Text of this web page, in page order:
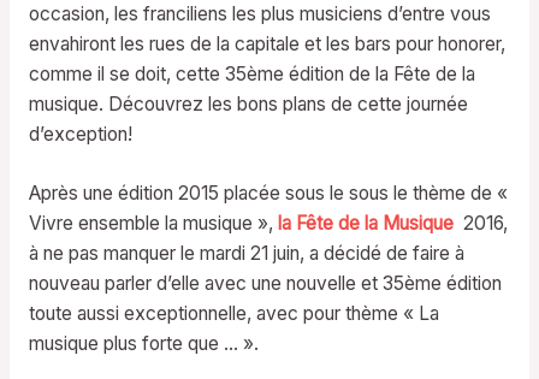
occasion, les franciliens les plus musiciens d’entre vous
envahiront les rues de la capitale et les bars pour honorer,
comme il se doit, cette 35ème édition de la Fête de la
musique. Découvrez les bons plans de cette journée
d’exception!
Après une édition 2015 placée sous le sous le thème de «
Vivre ensemble la musique », la Fête de la Musique2016,
à ne pas manquer le mardi 21 juin, a décidé de faire à
nouveau parler d’elle avec une nouvelle et 35ème édition
toute aussi exceptionnelle, avec pour thème « La
musique plus forte que … ».